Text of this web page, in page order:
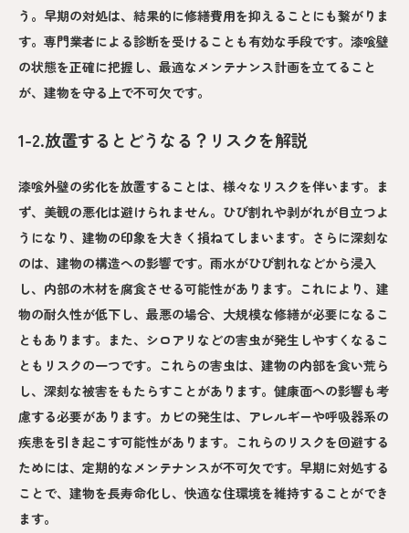
う。早期の対処は、結果的に修繕費用を抑えることにも繋がりま
す。専門業者による診断を受けることも有効な手段です。漆喰壁
の状態を正確に把握し、最適なメンテナンス計画を立てること
が、建物を守る上で不可欠です。
1-2.放置するとどうなる？リスクを解説
漆喰外壁の劣化を放置することは、様々なリスクを伴います。ま
ず、美観の悪化は避けられません。ひび割れや剥がれが目立つよ
うになり、建物の印象を大きく損ねてしまいます。さらに深刻な
のは、建物の構造への影響です。雨水がひび割れなどから浸入
し、内部の木材を腐食させる可能性があります。これにより、建
物の耐久性が低下し、最悪の場合、大規模な修繕が必要になるこ
ともあります。また、シロアリなどの害虫が発生しやすくなるこ
ともリスクの一つです。これらの害虫は、建物の内部を食い荒ら
し、深刻な被害をもたらすことがあります。健康面への影響も考
慮する必要があります。カビの発生は、アレルギーや呼吸器系の
疾患を引き起こす可能性があります。これらのリスクを回避する
ためには、定期的なメンテナンスが不可欠です。早期に対処する
ことで、建物を長寿命化し、快適な住環境を維持することができ
ます。